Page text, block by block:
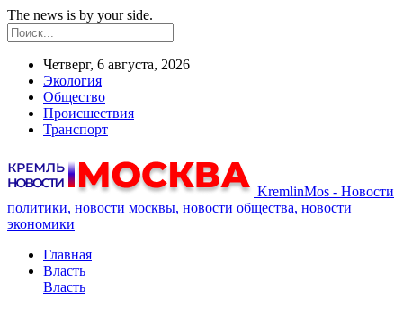
The news is by your side.
Четверг, 6 августа, 2026
Экология
Общество
Происшествия
Транспорт
KremlinMos - Новости
политики, новости москвы, новости общества, новости
экономики
Главная
Власть
Власть